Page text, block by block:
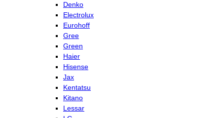
Denko
Electrolux
Eurohoff
Gree
Green
Haier
Hisense
Jax
Kentatsu
Kitano
Lessar